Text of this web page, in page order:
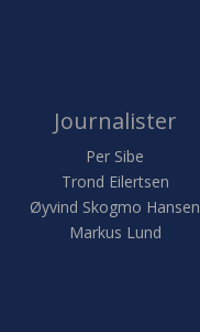
Journalister
Per Sibe
Trond Eilertsen
Øyvind Skogmo Hansen
Markus Lund